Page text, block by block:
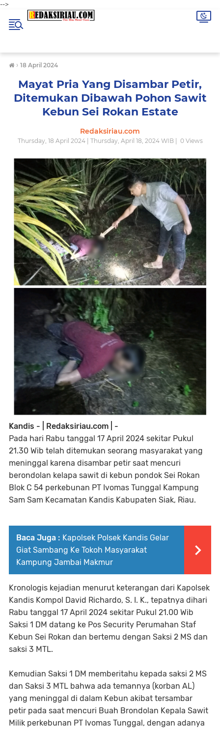
-->
› 18 April 2024
Mayat Pria Yang Disambar Petir,
Ditemukan Dibawah Pohon Sawit
Kebun Sei Rokan Estate
Redaksiriau.com
Thursday, 18 April 2024 | Thursday, April 18, 2024 WIB | 0Views
Kandis - | Redaksiriau.com | -
Pada hari Rabu tanggal 17 April 2024 sekitar Pukul
21.30 Wib telah ditemukan seorang masyarakat yang
meninggal karena disambar petir saat mencuri
berondolan kelapa sawit di kebun pondok Sei Rokan
Blok C 54 perkebunan PT Ivomas Tunggal Kampung
Sam Sam Kecamatan Kandis Kabupaten Siak, Riau.
Baca Juga : Kapolsek Polsek Kandis Gelar
Giat Sambang Ke Tokoh Masyarakat
Kampung Jambai Makmur
Kronologis kejadian menurut keterangan dari Kapolsek
Kandis Kompol David Richardo, S. I. K., tepatnya dihari
Rabu tanggal 17 April 2024 sekitar Pukul 21.00 Wib
Saksi 1 DM datang ke Pos Security Perumahan Staf
Kebun Sei Rokan dan bertemu dengan Saksi 2 MS dan
saksi 3 MTL.
Kemudian Saksi 1 DM memberitahu kepada saksi 2 MS
dan Saksi 3 MTL bahwa ada temannya (korban AL)
yang meninggal di dalam Kebun akibat tersambar
petir pada saat mencuri Buah Brondolan Kepala Sawit
Milik perkebunan PT Ivomas Tunggal, dengan adanya